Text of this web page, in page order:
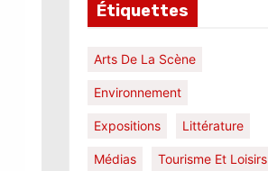
Étiquettes
Arts De La Scène
Environnement
Expositions Littérature
Médias Tourisme Et Loisirs